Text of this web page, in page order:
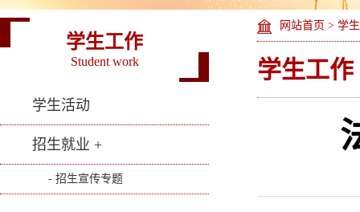
学生工作
Student work
学生活动
招生就业 +
- 招生宣传专题
网站首页 > 学
学生工作